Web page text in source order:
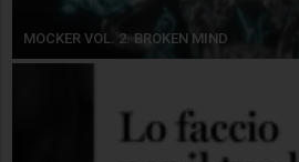
MOCKER VOL. 2. BROKEN MIND